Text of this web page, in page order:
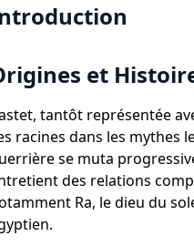
et
tantôt représentée
racines dans les mythes
se muta
des relations
Ra, le dieu du